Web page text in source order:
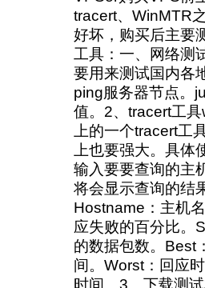
tracert、WinMTR
好坏，购买后主要
工具：一、网络测
要用来测试国内各
ping服务器节点。
值。2、tracert工
上的一个tracert工
上也要强大。具
输入要要查询的主
将会显示查询的结
Hostname：主机
应失败的百分比。
的数据包数。Best
间。Worst：回应
时间。3、下载测